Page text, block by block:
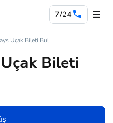
7/24
Uçak Bileti Bul
Bileti